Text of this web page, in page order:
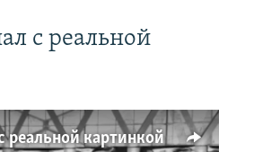
с реальной
реальной картинкой